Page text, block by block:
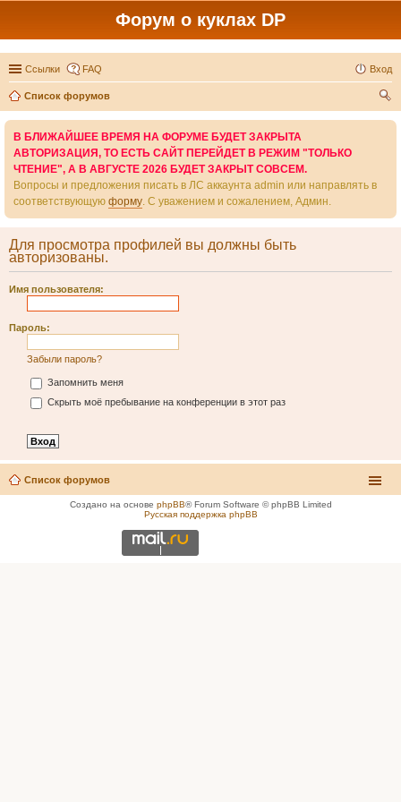
Форум о куклах DP
Ссылки FAQ Вход
Список форумов
В БЛИЖАЙШЕЕ ВРЕМЯ НА ФОРУМЕ БУДЕТ ЗАКРЫТА
АВТОРИЗАЦИЯ, ТО ЕСТЬ САЙТ ПЕРЕЙДЕТ В РЕЖИМ "ТОЛЬКО
ЧТЕНИЕ", А В АВГУСТЕ 2026 БУДЕТ ЗАКРЫТ СОВСЕМ.
Вопросы и предложения писать в ЛС аккаунта admin или направлять в
соответствующую форму. С уважением и сожалением, Админ.
Для просмотра профилей вы должны быть
авторизованы.
Имя пользователя:
Пароль:
Забыли пароль?
Запомнить меня
Скрыть моё пребывание на конференции в этот раз
Список форумов
Создано на основе phpBB® Forum Software © phpBB Limited
Русская поддержка phpBB